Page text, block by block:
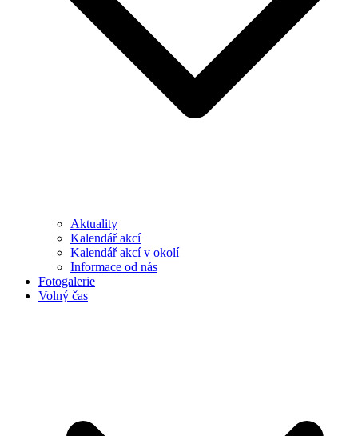
Aktuality
Kalendář akcí
Kalendář akcí v okolí
Informace od nás
Fotogalerie
Volný čas